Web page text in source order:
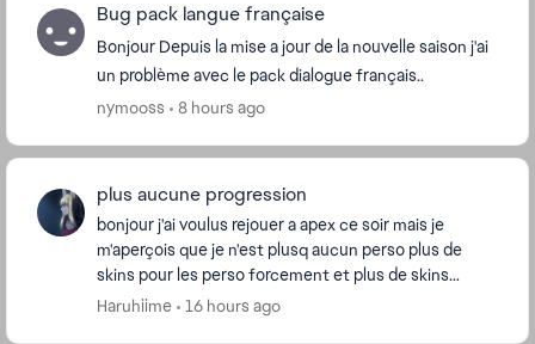
Bug pack langue française
Bonjour Depuis la mise a jour de la nouvelle saison j'ai
un problème avec le pack dialogue français..
nymooss
8 hours ago
plus aucune progression
bonjour j'ai voulus rejouer a apex ce soir mais je
m'aperçois que je n'est plusq aucun perso plus de
skins pour les perso forcement et plus de skins
d'armes non plus alors que j'ai plus de 2500H sur ...
Haruhiime 16 hours ago